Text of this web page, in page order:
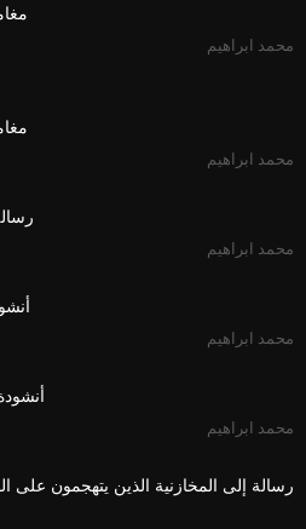
محمد ابراهيم
محمد ابراهيم
محمد ابراهيم
محمد ابراهيم
محمد ابراهيم
رسالة إلى المخازنية الذين يتهجمون على